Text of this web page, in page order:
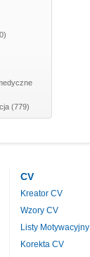
(779)
CV
Kreator CV
Wzory CV
Listy Motywacyjny
Korekta CV